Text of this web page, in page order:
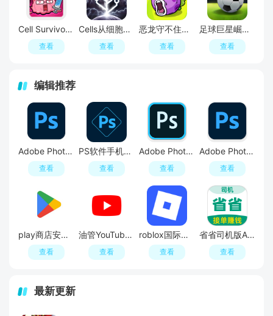
Cell Survivor细胞保卫战无限金币钻石版
查看
Cells从细胞到奇点内置MOD折相思版
查看
恶龙守不住MOD内置作弊菜单最新版本
查看
足球巨星崛起最新免广告破解版
查看
编辑推荐
Adobe Photoshop 2021中文破解版
查看
PS软件手机版(Adobe Photoshop Express)
查看
Adobe Photoshop 2020中文版
查看
Adobe Photoshop 2021中文破解版
查看
play商店安卓版(GooglePlay商店)
查看
油管YouTube APP最新版
查看
roblox国际服官方正版
查看
省省司机版APP官方最新版
查看
最新更新